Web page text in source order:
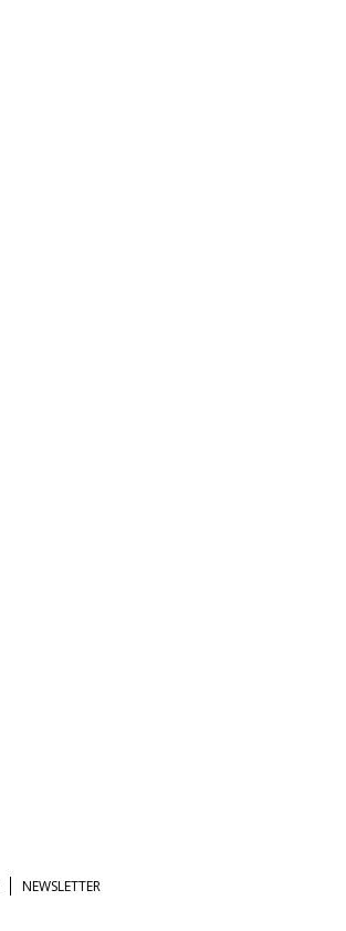
NEWSLETTER